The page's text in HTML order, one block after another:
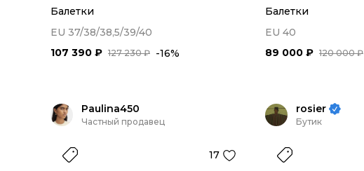
Балетки
EU 37/38/38,5/39/40
127 230 ₽
107 390 ₽ -16%
Балетки
EU 40
120 000 ₽
89 000 ₽
Paulina450
Частный продавец
17
rosier
Бутик